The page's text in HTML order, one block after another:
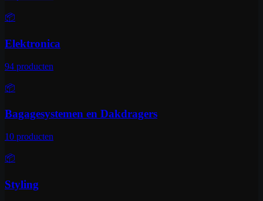
📦
Elektronica
94 producten
📦
Bagagesystemen en Dakdragers
10 producten
📦
Styling